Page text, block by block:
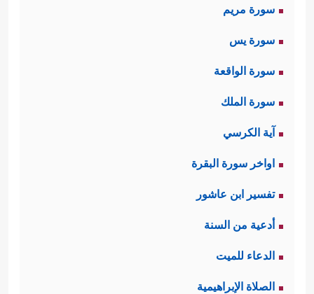
سورة مريم
سورة يس
سورة الواقعة
سورة الملك
آية الكرسي
اواخر سورة البقرة
تفسير ابن عاشور
أدعية من السنة
الدعاء للميت
الصلاة الإبراهيمية